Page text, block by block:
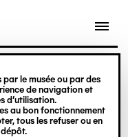
le musée ou par des
de navigation et
d’utilisation.
au bon fonctionnement
tous les refuser ou en